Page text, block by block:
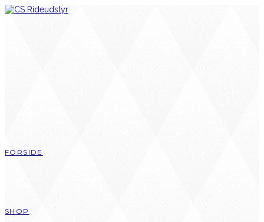
Skip
FORSIDE
SHOP